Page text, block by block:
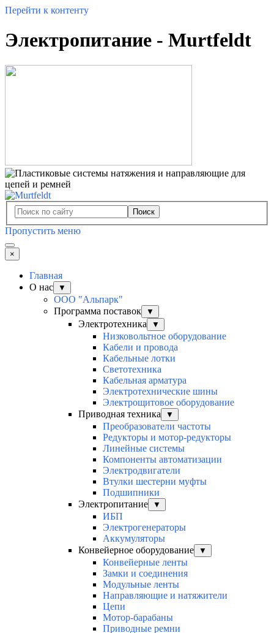
Перейти к контенту
Электропитание - Murtfeldt
Поиск
Пропустить меню
×
Главная
О нас
▼
ООО "Альпарк"
Программа поставок
▼
Электротехника ▼
Низковольтное оборудование
Кабели и провода
Кабельные лотки
Светотехника
Кабельная арматура
Электротехнические шины
Электрощитовое оборудование
Приводная техника
▼
Преобразователи частоты
Редукторы и мотор-редукторы
Линейные системы
Компоненты автоматизации
Электродвигатели
Втулки шестерни муфты
Подшипники
Электропитание
▼
ИБП
Электрогенераторы
Аккумуляторы
Конвейерное оборудование
▼
Конвейерные ленты
Замки и соединения
Модульные ленты
Направляющие и натяжители
Цепи
Мотор-барабаны
Приводные ремни